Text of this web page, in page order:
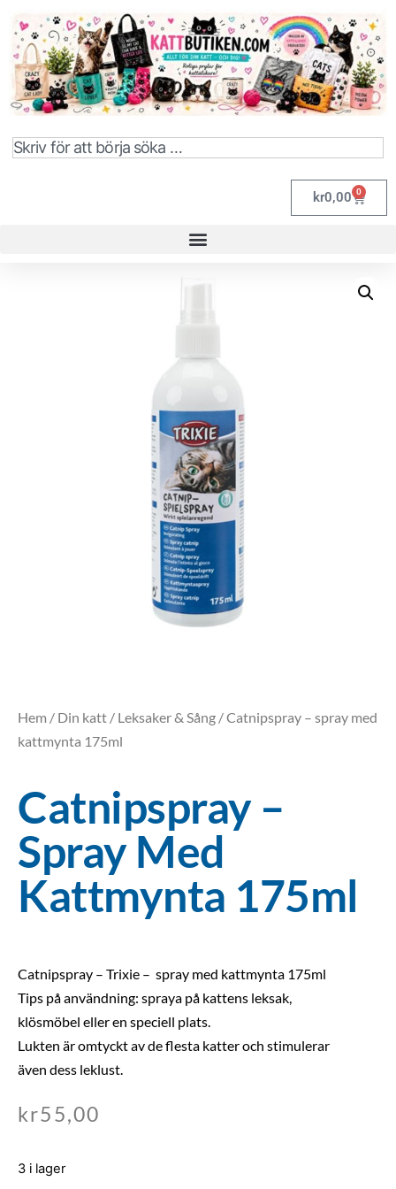
kr0,00 0
Hem / Din katt / Leksaker & Sång / Catnipspray – spray med
kattmynta 175ml
Catnipspray –
Spray Med
Kattmynta 175ml
Catnipspray – Trixie – spray med kattmynta 175ml
Tips på användning: spraya på kattens leksak,
klösmöbel eller en speciell plats.
Lukten är omtyckt av de flesta katter och stimulerar
även dess leklust.
kr55,00
3 i lager